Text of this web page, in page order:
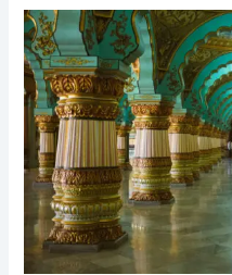
Visit
sagittis
malesuada
vestibulum